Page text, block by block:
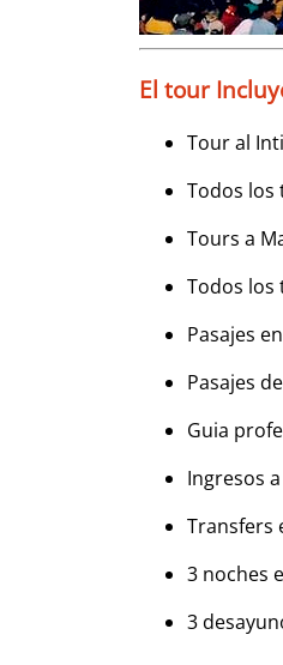
El tour
Tour al
Todos los
Tours a
Todos
Pasajes
Pasajes
Guia
Ingresos
Transfers
3 noches
3